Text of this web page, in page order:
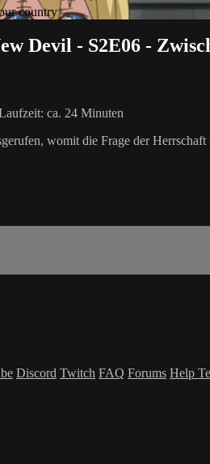
country
Devil - S2E06 -
ca. 24 Minuten
womit die Frage der
Discord Twitch FAQ Forums Help